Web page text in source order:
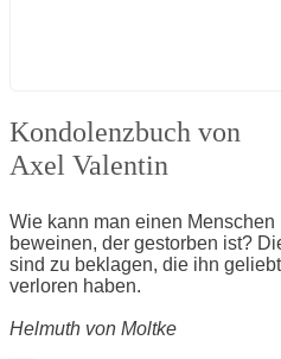
Kondolenzbuch von
Axel Valentin
Wie kann man einen Menschen
beweinen, der gestorben ist?
sind zu beklagen, die ihn
verloren haben.
Helmuth von Moltke